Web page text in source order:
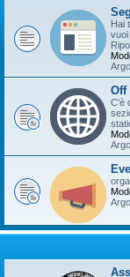
Hai
vuoi
Off
C'è